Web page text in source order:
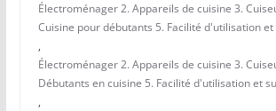
Électroménager 2. Appareils de cuisine 3.
Cuisine pour débutants 5. Facilité d'utilisation
,
Électroménager 2. Appareils de cuisine 3.
Débutants en cuisine 5. Facilité d'utilisation et
,